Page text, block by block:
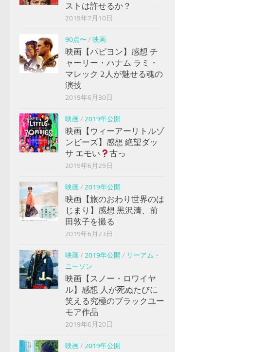
ストは許せるか？
2019年7月10日
90点〜 / 映画
映画【パピヨン】感想 チ
ャーリー・ハナム ラミ・
マレック 2人が魅せる魂の
演技
2019年6月30日
映画/ 2019年公開
映画【ウィーアーリトルゾ
ンビーズ】感想 絶望ダッ
サ エモい
古っ
2019年6月29日
映画/ 2019年公開
映画【旅のおわり世界のは
じまり】感想 黒沢清、前
田敦子を撮る
2019年6月23日
映画/ 2019年公開 / リーアム・
ニーソン
映画【スノー・ロワイヤ
ル】感想 人が死ぬたびに
笑える究極のブラックユー
モア作品
2019年6月20日
映画/ 2019年公開